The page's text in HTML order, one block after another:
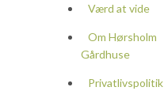
Værd at vide
Om Hørsholm
Gårdhuse
Privatlivspolitik